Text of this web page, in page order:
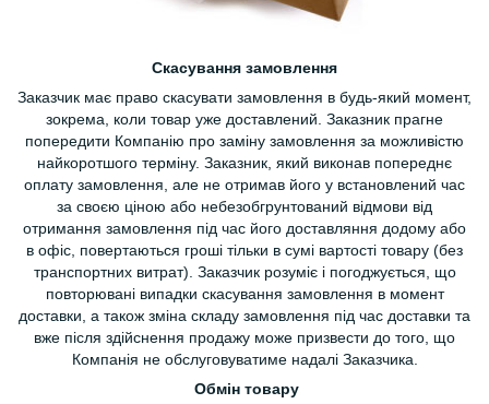
Скасування замовлення
Заказчик має право скасувати замовлення в будь-який момент,
зокрема, коли товар уже доставлений. Заказник прагне
попередити Компанію про заміну замовлення за можливістю
найкоротшого терміну. Заказник, який виконав попереднє
оплату замовлення, але не отримав його у встановлений час
за своєю ціною або небезобгрунтований відмови від
отримання замовлення під час його доставляння додому або
в офіс, повертаються гроші тільки в сумі вартості товару (без
транспортних витрат). Заказчик розуміє і погоджується, що
повторювані випадки скасування замовлення в момент
доставки, а також зміна складу замовлення під час доставки та
вже після здійснення продажу може призвести до того, що
Компанія не обслуговуватиме надалі Заказчика.
Обмін товару